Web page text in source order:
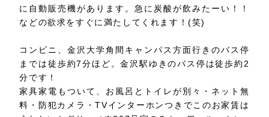
に自動販売機があります。急に炭酸が飲みたーい！！
などの欲求をすぐに満たしてくれます！(笑)
コンビニ、金沢大学角間キャンパス方面行きのバス停
までは徒歩約7分ほど。金沢駅ゆきのバス停は徒歩約2
分です！
家具家電もついて、お風呂とトイレが別々・ネット無
料・防犯カメラ・TVインターホンつきでこのお家賃は